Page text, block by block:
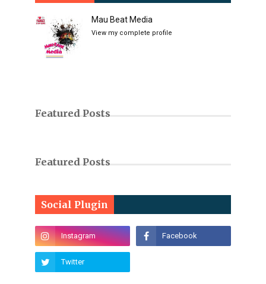
Mau Beat Media
View my complete profile
Featured Posts
Featured Posts
Social Plugin